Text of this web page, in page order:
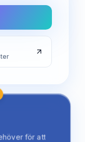
för att